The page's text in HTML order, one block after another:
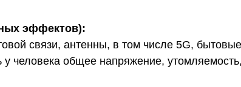
эффектов):
связи, антенны, в том числе 5G,
человека общее напряжение,